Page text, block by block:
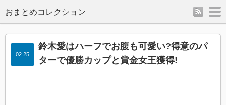
rss
鈴木愛はハーフでお腹も可愛い?得意のパ
ターで優勝カップと賞金女王獲得!
02.25